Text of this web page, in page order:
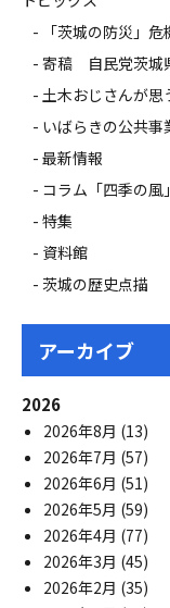
「茨城の防災」
寄稿 自民党茨
土木おじさんが思
いばらきの公共事
最新情報
コラム「四季の風」
特集
資料館
茨城の歴史点描
アーカイブ
2026
2026年8月 (13)
2026年7月 (57)
2026年6月 (51)
2026年5月 (59)
2026年4月 (77)
2026年3月 (45)
2026年2月 (35)